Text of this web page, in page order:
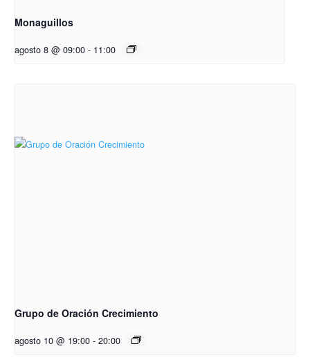
Monaguillos
agosto 8 @ 09:00 - 11:00
Grupo de Oración Crecimiento
agosto 10 @ 19:00 - 20:00